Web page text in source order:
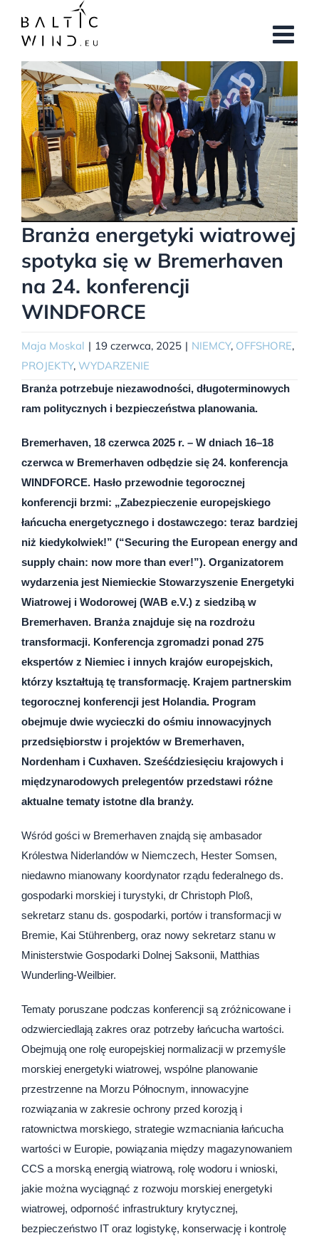
zawartości
Pokaż
większy
obrazek
Branża energetyki wiatrowej
spotyka się w Bremerhaven
na 24. konferencji
WINDFORCE
Maja Moskal | 19 czerwca, 2025 | NIEMCY, OFFSHORE,
PROJEKTY, WYDARZENIE
Branża potrzebuje niezawodności, długoterminowych
ram politycznych i bezpieczeństwa planowania.
Bremerhaven, 18 czerwca 2025 r. – W dniach 16–18
czerwca w Bremerhaven odbędzie się 24. konferencja
WINDFORCE. Hasło przewodnie tegorocznej
konferencji brzmi: „Zabezpieczenie europejskiego
łańcucha energetycznego i dostawczego: teraz bardziej
niż kiedykolwiek!” (“Securing the European energy and
supply chain: now more than ever!”). Organizatorem
wydarzenia jest Niemieckie Stowarzyszenie Energetyki
Wiatrowej i Wodorowej (WAB e.V.) z siedzibą w
Bremerhaven. Branża znajduje się na rozdrożu
transformacji. Konferencja zgromadzi ponad 275
ekspertów z Niemiec i innych krajów europejskich,
którzy kształtują tę transformację. Krajem partnerskim
tegorocznej konferencji jest Holandia. Program
obejmuje dwie wycieczki do ośmiu innowacyjnych
przedsiębiorstw i projektów w Bremerhaven,
Nordenham i Cuxhaven. Sześćdziesięciu krajowych i
międzynarodowych prelegentów przedstawi różne
aktualne tematy istotne dla branży.
Wśród gości w Bremerhaven znajdą się ambasador
Królestwa Niderlandów w Niemczech, Hester Somsen,
niedawno mianowany koordynator rządu federalnego ds.
gospodarki morskiej i turystyki, dr Christoph Ploß,
sekretarz stanu ds. gospodarki, portów i transformacji w
Bremie, Kai Stührenberg, oraz nowy sekretarz stanu w
Ministerstwie Gospodarki Dolnej Saksonii, Matthias
Wunderling-Weilbier.
Tematy poruszane podczas konferencji są zróżnicowane i
odzwierciedlają zakres oraz potrzeby łańcucha wartości.
Obejmują one rolę europejskiej normalizacji w przemyśle
morskiej energetyki wiatrowej, wspólne planowanie
przestrzenne na Morzu Północnym, innowacyjne
rozwiązania w zakresie ochrony przed korozją i
ratownictwa morskiego, strategie wzmacniania łańcucha
wartości w Europie, powiązania między magazynowaniem
CCS a morską energią wiatrową, rolę wodoru i wnioski,
jakie można wyciągnąć z rozwoju morskiej energetyki
wiatrowej, odporność infrastruktury krytycznej,
bezpieczeństwo IT oraz logistykę, konserwację i kontrolę